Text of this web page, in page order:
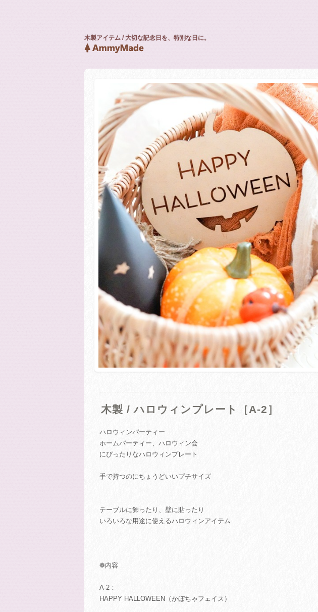
木製アイテム / 大切な記念日を、特別な日に。
木製 / ハロウィンプレート［A-2］
ハロウィンパーティー
ホームパーティー、ハロウィン会
にぴったりなハロウィンプレート
手で持つのにちょうどいいプチサイズ
テーブルに飾ったり、壁に貼ったり
いろいろな用途に使えるハロウィンアイテム
❁内容
A-2：
HAPPY HALLOWEEN（かぼちゃフェイス）